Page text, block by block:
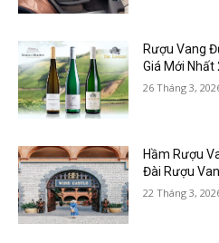
Rượu Vang
Giá Mới Nhất
26 Tháng 3,
Hầm Rượu
Đài Rượu
22 Tháng 3,